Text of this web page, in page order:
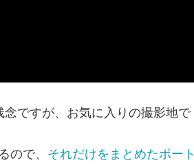
ですが、お気に入りの撮影地で
ので、 それだけをまとめたポート